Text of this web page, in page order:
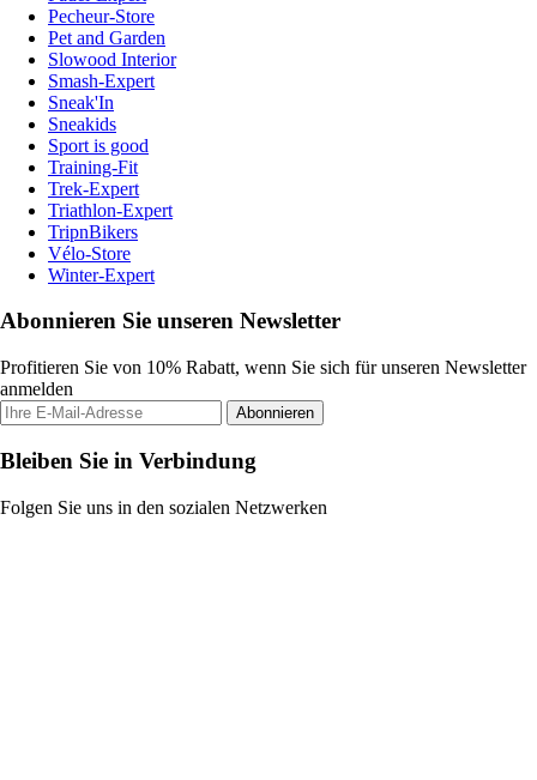
Pecheur-Store
Pet and Garden
Slowood Interior
Smash-Expert
Sneak'In
Sneakids
Sport is good
Training-Fit
Trek-Expert
Triathlon-Expert
TripnBikers
Vélo-Store
Winter-Expert
Abonnieren Sie unseren Newsletter
Profitieren Sie von 10% Rabatt, wenn Sie sich für unseren Newsletter
anmelden
Abonnieren
Bleiben Sie in Verbindung
Folgen Sie uns in den sozialen Netzwerken